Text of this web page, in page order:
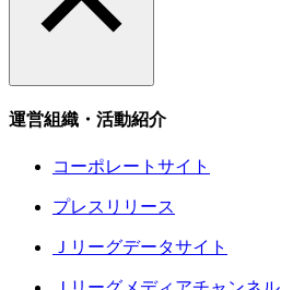
運営組織・活動紹介
コーポレートサイト
プレスリリース
Ｊリーグデータサイト